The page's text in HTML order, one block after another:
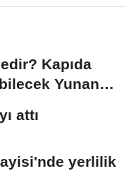
Kapıda
Yunan
attı
yerlilik